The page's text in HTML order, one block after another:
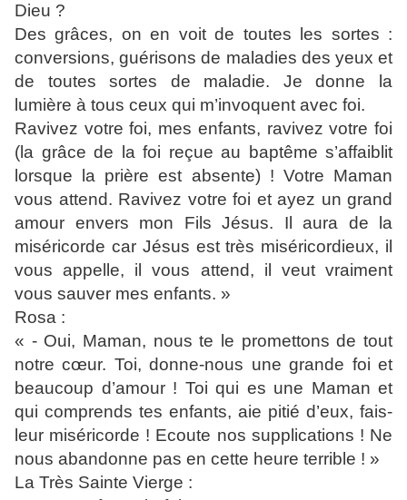
Dieu ?
Des grâces, on en voit de toutes les sortes :
conversions, guérisons de maladies des yeux et
de toutes sortes de maladie. Je donne la
lumière à tous ceux qui m’invoquent avec foi.
Ravivez votre foi, mes enfants, ravivez votre foi
(la grâce de la foi reçue au baptême s’affaiblit
lorsque la prière est absente) ! Votre Maman
vous attend. Ravivez votre foi et ayez un grand
amour envers mon Fils Jésus. Il aura de la
miséricorde car Jésus est très miséricordieux, il
vous appelle, il vous attend, il veut vraiment
vous sauver mes enfants. »
Rosa :
« - Oui, Maman, nous te le promettons de tout
notre cœur. Toi, donne-nous une grande foi et
beaucoup d’amour ! Toi qui es une Maman et
qui comprends tes enfants, aie pitié d’eux, fais-
leur miséricorde ! Ecoute nos supplications ! Ne
nous abandonne pas en cette heure terrible ! »
La Très Sainte Vierge :